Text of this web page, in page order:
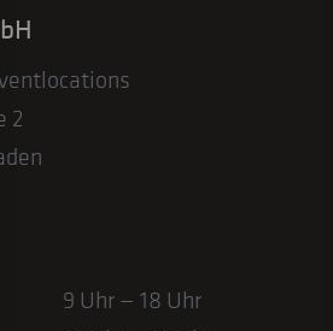
2
9 Uhr — 18 Uhr